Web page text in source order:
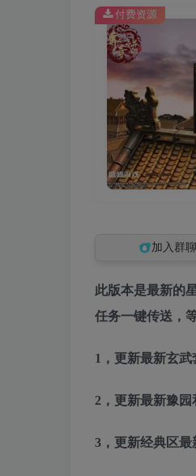
付费资源
加入群聊
此版本是最新的
任务一键传送，
1，更新最新玄
2，更新最新豫
3，更新经典区最